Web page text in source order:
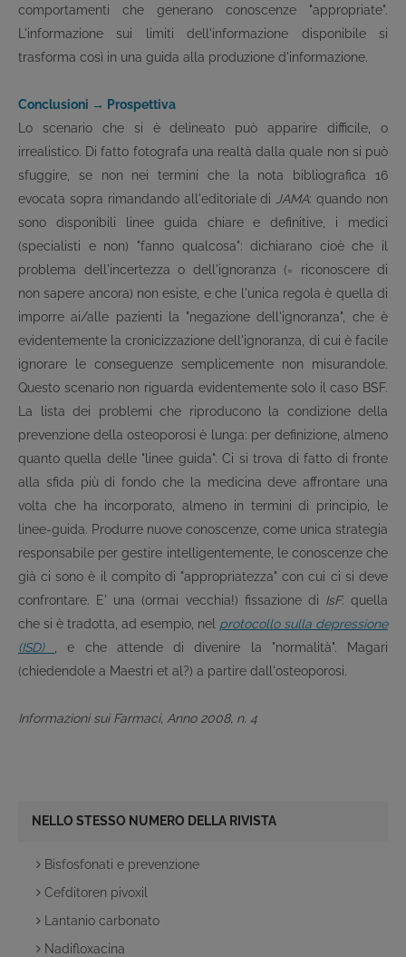
comportamenti che generano conoscenze "appropriate".
L'informazione sui limiti dell'informazione disponibile si
trasforma così in una guida alla produzione d'informazione.
Conclusioni → Prospettiva
Lo scenario che si è delineato può apparire difficile, o
irrealistico. Di fatto fotografa una realtà dalla quale non si può
sfuggire, se non nei termini che la nota bibliografica 16
evocata sopra rimandando all'editoriale di
JAMA: quando non
sono disponibili linee guida chiare e definitive, i medici
(specialisti e non) "fanno qualcosa": dichiarano cioè che il
problema dell'incertezza o dell'ignoranza (= riconoscere di
non sapere ancora) non esiste, e che l'unica regola è quella di
imporre ai/alle pazienti la "negazione dell'ignoranza", che è
evidentemente la cronicizzazione dell'ignoranza, di cui è facile
ignorare le conseguenze semplicemente non misurandole.
Questo scenario non riguarda evidentemente solo il caso BSF.
La lista dei problemi che riproducono la condizione della
prevenzione della osteoporosi è lunga: per definizione, almeno
quanto quella delle "linee guida". Ci si trova di fatto di fronte
alla sfida più di fondo che la medicina deve affrontare una
volta che ha incorporato, almeno in termini di principio, le
linee-guida. Produrre nuove conoscenze, come unica strategia
responsabile per gestire intelligentemente, le conoscenze che
già ci sono è il compito di "appropriatezza" con cui ci si deve
confrontare. E' una (ormai vecchia!) fissazione di IsF: quella
che si è tradotta, ad esempio, nel protocollo sulla depressione
(ISD)
, e che attende di divenire la "normalità". Magari
(chiedendole a Maestri et al?) a partire dall'osteoporosi.
Informazioni sui Farmaci, Anno 2008, n. 4
NELLO STESSO NUMERO DELLA RIVISTA
Bisfosfonati e prevenzione
Cefditoren pivoxil
Lantanio carbonato
Nadifloxacina